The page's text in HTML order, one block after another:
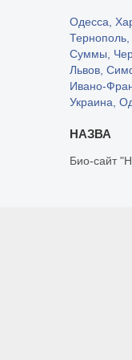
Одесса,
Тернополь,
Суммы,
Львов,
Ивано-
Украина,
Био-сайт